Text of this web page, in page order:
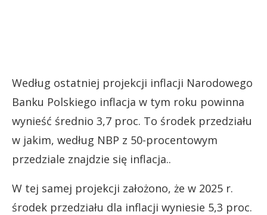
Według ostatniej projekcji inflacji Narodowego
Banku Polskiego inflacja w tym roku powinna
wynieść średnio 3,7 proc. To środek przedziału
w jakim, według NBP z 50-procentowym
przedziale znajdzie się inflacja..
W tej samej projekcji założono, że w 2025 r.
środek przedziału dla inflacji wyniesie 5,3 proc.